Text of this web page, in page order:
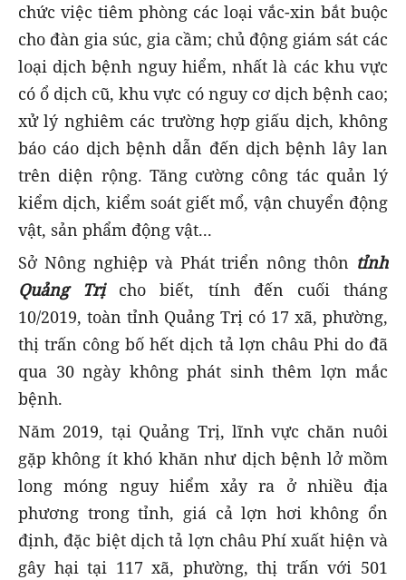
chức việc tiêm phòng các loại vắc-xin bắt buộc
cho đàn gia súc, gia cầm; chủ động giám sát các
loại dịch bệnh nguy hiểm, nhất là các khu vực
có ổ dịch cũ, khu vực có nguy cơ dịch bệnh cao;
xử lý nghiêm các trường hợp giấu dịch, không
báo cáo dịch bệnh dẫn đến dịch bệnh lây lan
trên diện rộng. Tăng cường công tác quản lý
kiểm dịch, kiểm soát giết mổ, vận chuyển động
vật, sản phẩm động vật...
Sở Nông nghiệp và Phát triển nông thôn tỉnh
Quảng Trịcho biết, tính đến cuối tháng
10/2019, toàn tỉnh Quảng Trị có 17 xã, phường,
thị trấn công bố hết dịch tả lợn châu Phi do đã
qua 30 ngày không phát sinh thêm lợn mắc
bệnh.
Năm 2019, tại Quảng Trị, lĩnh vực chăn nuôi
gặp không ít khó khăn như dịch bệnh lở mồm
long móng nguy hiểm xảy ra ở nhiều địa
phương trong tỉnh, giá cả lợn hơi không ổn
định, đặc biệt dịch tả lợn châu Phí xuất hiện và
gây hại tại 117 xã, phường, thị trấn với 501